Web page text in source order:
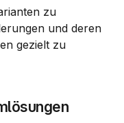
zu
und deren
gezielt zu